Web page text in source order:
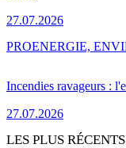
27.07.2026
Incendies ravageurs :
27.07.2026
PROENERGIE,
LES PLUS RÉCENTS